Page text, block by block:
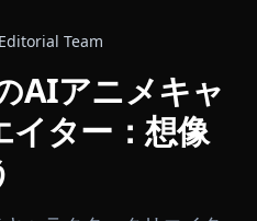
Team
AIアニメキャ
イター：想像